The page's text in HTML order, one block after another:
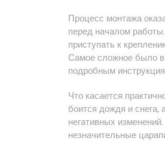
Процесс монтажа
перед началом
приступать к
Самое сложное было в
подробным
Что касается
боится дождя и снега,
негативных
незначительные